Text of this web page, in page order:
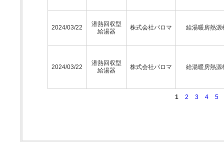
2024/03/22
潜熱回収型
給湯器
株式会社パロマ 給湯暖房熱源
2024/03/22
潜熱回収型
給湯器
株式会社パロマ 給湯暖房熱源
1 2 3 4 5